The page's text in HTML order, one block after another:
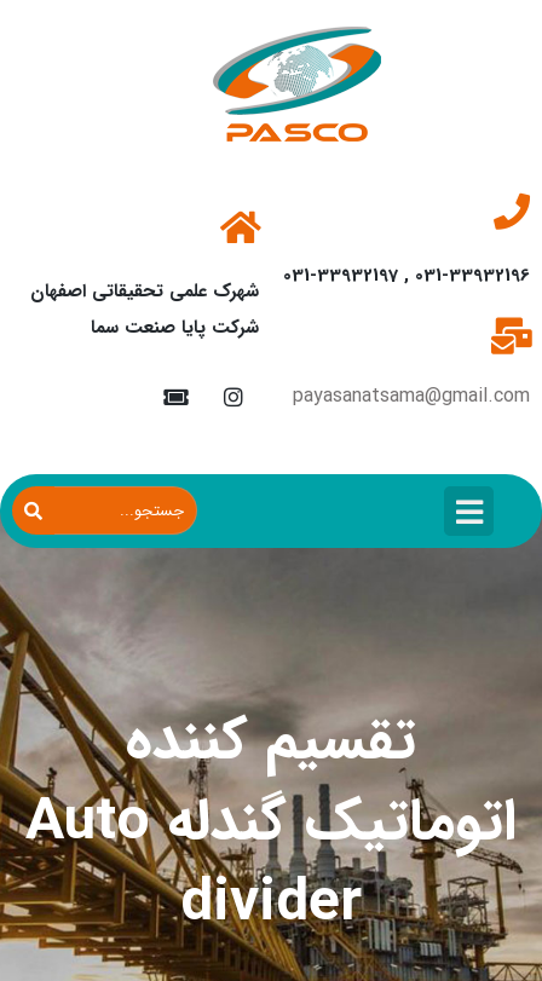
031-33932196 , 031-33932197
payasanatsama@gmail.com
شهرک علمی تحقیقاتی اصفهان
شرکت پایا صنعت سما
تقسیم کننده
اتوماتیک گندله Auto
divider